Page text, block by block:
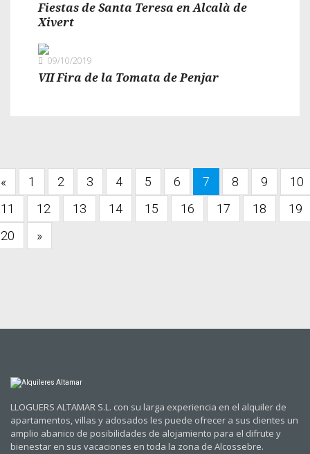
Fiestas de Santa Teresa en Alcalà de
Xivert
09/10/2019
VII Fira de la Tomata de Penjar
« 1 2 3 4 5 6 7 8 9
10
11
12 13 14 15 16 17 18
19
20
»
LLOGUERS ALTAMAR S.L. con su larga experiencia en el alquiler de
apartamentos, villas y adosados les puede ofrecer a sus clientes un
amplio abanico de posibilidades de alojamiento para el difrute y
bienestar en sus vacaciones en toda la zona de Alcossebre.